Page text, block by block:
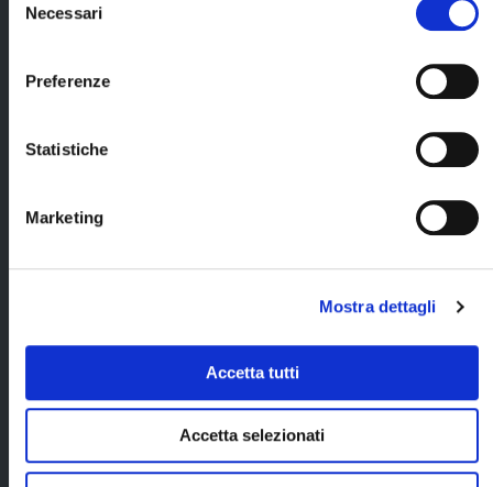
delNecessari
Preferenze
Statistiche
Marketing
Mostra dettagli
Accetta tutti
Accetta selezionati
per tutta la
(ad eccezione dei
giorni lberi);
aeroportuale con
ripartenza;
Seoul all'ibis
oThe Prima Hotel
Jongno in camera
prima colazione;
1 giornata di bus
1 giornata di bus